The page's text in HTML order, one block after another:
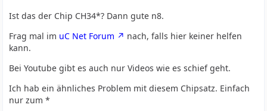
Ist das der Chip CH34*? Dann gute n8.
Frag mal im uC Net Forum
nach, falls hier keiner helfen
kann.
Bei Youtube gibt es auch nur Videos wie es schief geht.
Ich hab ein ähnliches Problem mit diesem Chipsatz. Einfach
nur zum *